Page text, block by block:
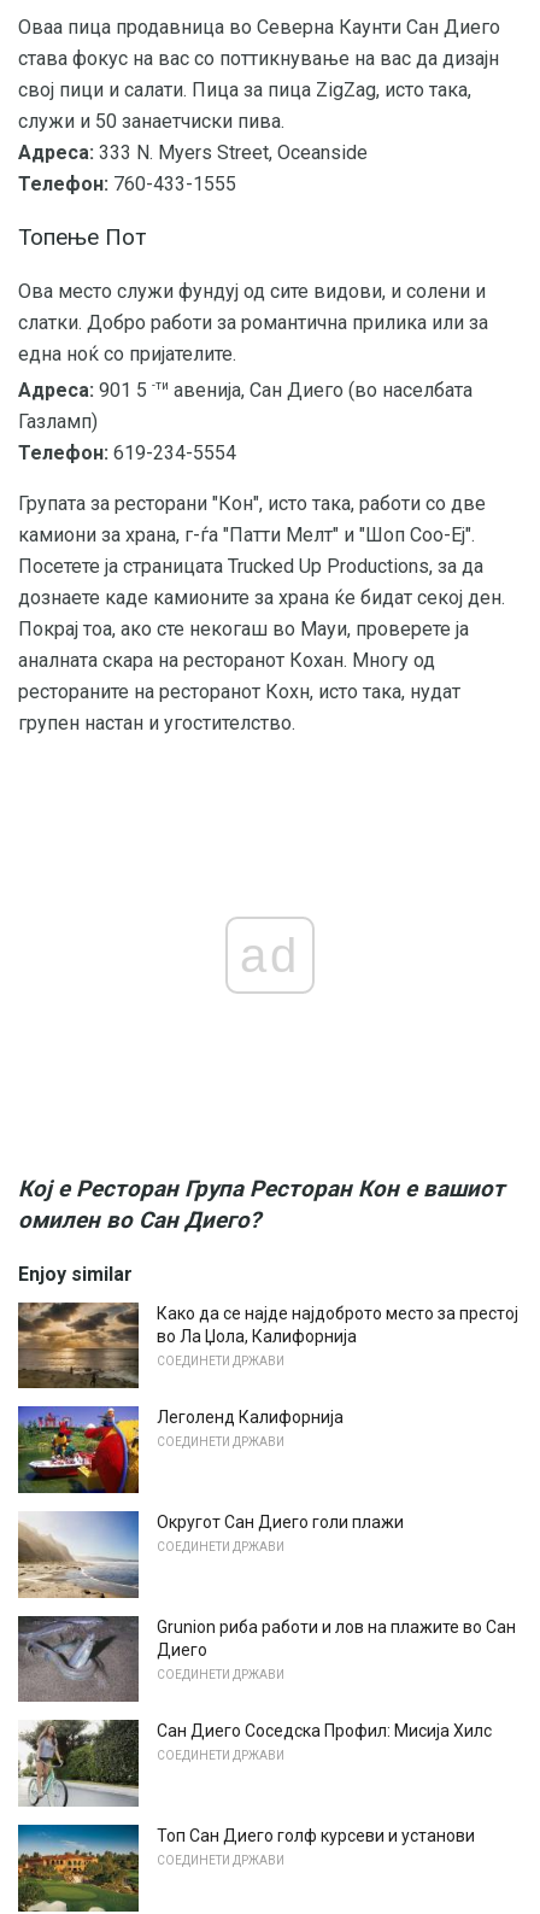
Оваа пица продавница во Северна Каунти Сан Диего
става фокус на вас со поттикнување на вас да дизајн
свој пици и салати. Пица за пица ZigZag, исто така,
служи и 50 занаетчиски пива.
Адреса: 333 N. Myers Street, Oceanside
Телефон: 760-433-1555
Топење Пот
Ова место служи фундуј од сите видови, и солени и
слатки. Добро работи за романтична прилика или за
една ноќ со пријателите.
Адреса: 901 5 -ти авенија, Сан Диего (во населбата
Газламп)
Телефон: 619-234-5554
Групата за ресторани "Кон", исто така, работи со две
камиони за храна, г-ѓа "Патти Мелт" и "Шоп Соо-Еј".
Посетете ја страницата Trucked Up Productions, за да
дознаете каде камионите за храна ќе бидат секој ден.
Покрај тоа, ако сте некогаш во Мауи, проверете ја
аналната скара на ресторанот Кохан. Многу од
рестораните на ресторанот Кохн, исто така, нудат
групен настан и угостителство.
ad
Кој е Ресторан Група Ресторан Кон е вашиот
омилен во Сан Диего?
Enjoy similar
Како да се најде најдоброто место за престој
во Ла Џола, Калифорнија
СОЕДИНЕТИ ДРЖАВИ
Леголенд Калифорнија
СОЕДИНЕТИ ДРЖАВИ
Округот Сан Диего голи плажи
СОЕДИНЕТИ ДРЖАВИ
Grunion риба работи и лов на плажите во Сан
Диего
СОЕДИНЕТИ ДРЖАВИ
Сан Диего Соседска Профил: Мисија Хилс
СОЕДИНЕТИ ДРЖАВИ
Топ Сан Диего голф курсеви и установи
СОЕДИНЕТИ ДРЖАВИ